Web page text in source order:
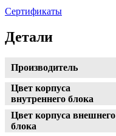
Сертификаты
Детали
Производитель
Цвет корпуса
внутреннего блока
Цвет корпуса внешнего
блока